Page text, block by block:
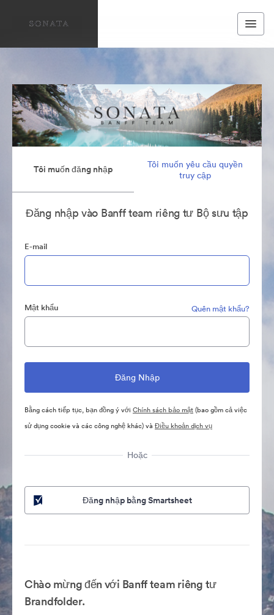
Tôi muốn đăng nhập
Tôi muốn yêu cầu quyền
truy cập
Đăng nhập vào Banff team riêng tư Bộ sưu tập
E-mail
Mật khẩu Quên mật khẩu?
Bằng cách tiếp tục, bạn đồng ý với Chính sách bảo mật(bao gồm cả việc
sử dụng cookie và các công nghệ khác) và Điều khoản dịch vụ
Hoặc
Đăng nhập bằng Smartsheet
Chào mừng đến với Banff team riêng tư
Brandfolder.